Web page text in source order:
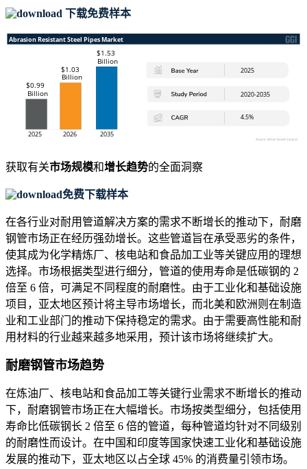
下载免费样本
获取有关市场规模和增长趋势的全面洞察
免费下载样本
在各行业对耐用管道解决方案的需求不断增长的推动下，耐磨
钢管市场正在经历强劲增长。这些管道旨在承受恶劣的条件，
使其成为化学精炼厂、核电站和食品加工业等关键应用的理想
选择。市场根据类型进行细分，管道的使用寿命是低碳钢的 2
倍至 6 倍，可满足不同程度的耐磨性。由于工业化和基础设施
项目，亚太地区预计将主导市场增长，而北美和欧洲则在制造
业和工业部门的推动下保持稳定的需求。由于需要高性能和耐
用材料的行业越来越多地采用，预计该市场将继续扩大。
耐磨钢管市场趋势
在炼油厂、核电站和食品加工等关键行业需求不断增长的推动
下，耐磨钢管市场正在大幅增长。市场按类型细分，包括使用
寿命比低碳钢长 2 倍至 6 倍的管道，每种管道均针对不同级别
的耐磨性而设计。在中国和印度等国家快速工业化和基础设施
发展的推动下，亚太地区以占全球 45% 的消费量引领市场。